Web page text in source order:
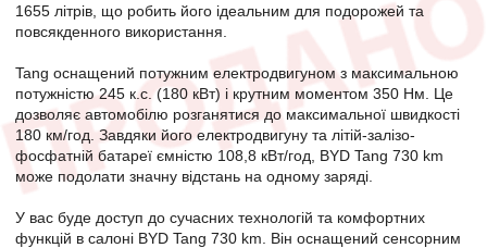
1655 літрів, що робить його ідеальним для подорожей та
повсякденного використання.
Tang оснащений потужним електродвигуном з максимальною
потужністю 245 к.с. (180 кВт) і крутним моментом 350 Нм. Це
дозволяє автомобілю розганятися до максимальної швидкості
180 км/год. Завдяки його електродвигуну та літій-залізо-
фосфатній батареї ємністю 108,8 кВт/год, BYD Tang 730 km
може подолати значну відстань на одному заряді.
У вас буде доступ до сучасних технологій та комфортних
функцій в салоні BYD Tang 730 km. Він оснащений сенсорним